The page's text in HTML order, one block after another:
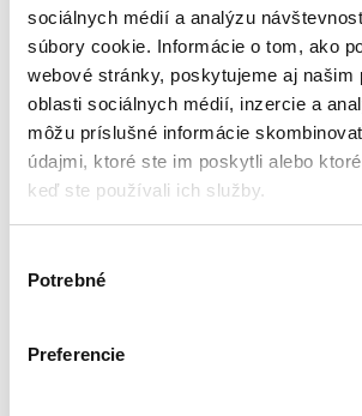
sociálnych médií a analýzu
súbory cookie. Informácie o tom, ako
webové stránky, poskytujeme aj našim
oblasti sociálnych médií, inzercie a
môžu príslušné informácie
údajmi, ktoré ste im poskytli alebo
keď ste používali ich služby.
súhlasu
Potrebné
Preferencie